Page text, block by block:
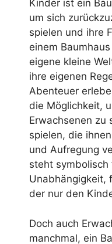
Kinder ist ein
um sich
spielen und ihre
einem
eigene kleine
ihre eigenen
Abenteuer
die Möglichkeit,
Erwachsenen zu
spielen, die
und Aufregung
steht symbolisch
Unabhängigkeit,
der nur den
Doch auch
manchmal, ein